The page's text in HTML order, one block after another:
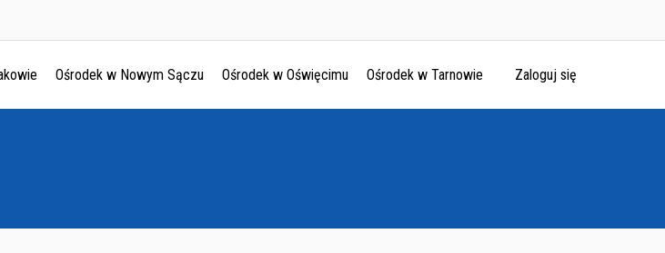
Ośrodek w Nowym Sączu Ośrodek w Oświęcimu Ośrodek w Tarnowie Zaloguj się
w Krakowie